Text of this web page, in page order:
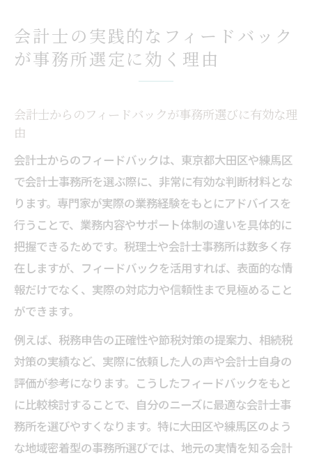
会計士の実践的なフィードバック
が事務所選定に効く理由
会計士からのフィードバックが事務所選びに有効な理
由
会計士からのフィードバックは、東京都大田区や練馬区
で会計士事務所を選ぶ際に、非常に有効な判断材料とな
ります。専門家が実際の業務経験をもとにアドバイスを
行うことで、業務内容やサポート体制の違いを具体的に
把握できるためです。税理士や会計士事務所は数多く存
在しますが、フィードバックを活用すれば、表面的な情
報だけでなく、実際の対応力や信頼性まで見極めること
ができます。
例えば、税務申告の正確性や節税対策の提案力、相続税
対策の実績など、実際に依頼した人の声や会計士自身の
評価が参考になります。こうしたフィードバックをもと
に比較検討することで、自分のニーズに最適な会計士事
務所を選びやすくなります。特に大田区や練馬区のよう
な地域密着型の事務所選びでは、地元の実情を知る会計